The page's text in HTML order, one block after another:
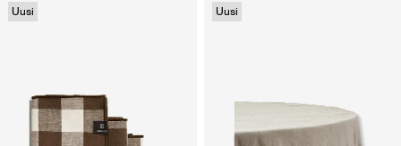
Uusi Uusi